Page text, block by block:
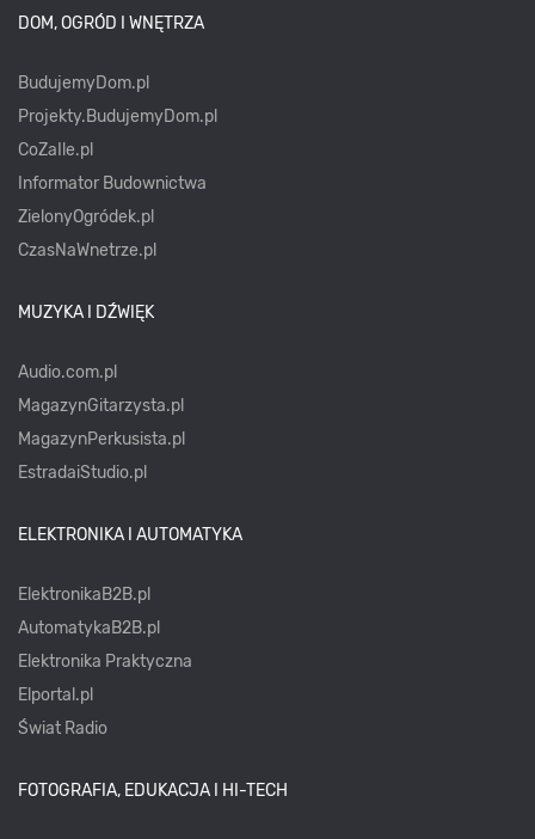
DOM, OGRÓD I WNĘTRZA
BudujemyDom.pl
Projekty.BudujemyDom.pl
CoZaIle.pl
Informator Budownictwa
ZielonyOgródek.pl
CzasNaWnetrze.pl
MUZYKA I DŹWIĘK
Audio.com.pl
MagazynGitarzysta.pl
MagazynPerkusista.pl
EstradaiStudio.pl
ELEKTRONIKA I AUTOMATYKA
ElektronikaB2B.pl
AutomatykaB2B.pl
Elektronika Praktyczna
Elportal.pl
Świat Radio
FOTOGRAFIA, EDUKACJA I HI-TECH